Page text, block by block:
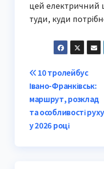
цей електричний
туди, куди
Post
navigation
10 тролейбус
Івано-Франківськ:
маршрут, розклад
та особливості руху
у 2026 році